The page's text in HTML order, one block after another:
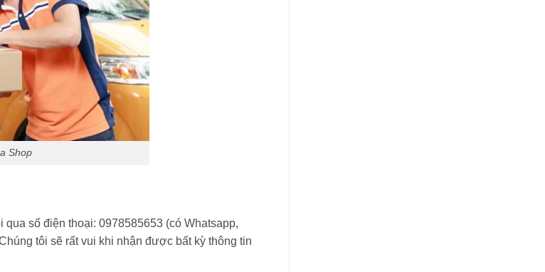
Shop
số điện thoại: 0978585653 (có Whatsapp,
tôi sẽ rất vui khi nhận được bất kỳ thông tin